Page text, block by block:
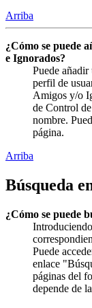
Arriba
¿Cómo se puede
e Ignorados?
Puede añadir
perfil de
Amigos y/o
de Control
nombre.
página.
Arriba
Búsqueda
¿Cómo se puede
Puede
enlace
páginas del
depende de